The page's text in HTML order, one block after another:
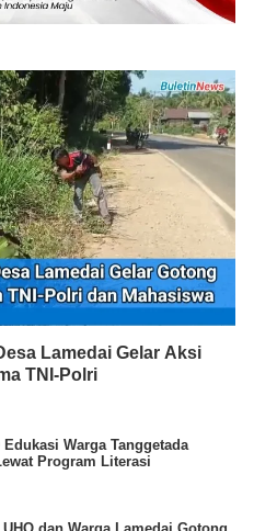
Lamedai Gelar Aksi
TNI-Polri
Edukasi Warga Tanggetada
Program Literasi